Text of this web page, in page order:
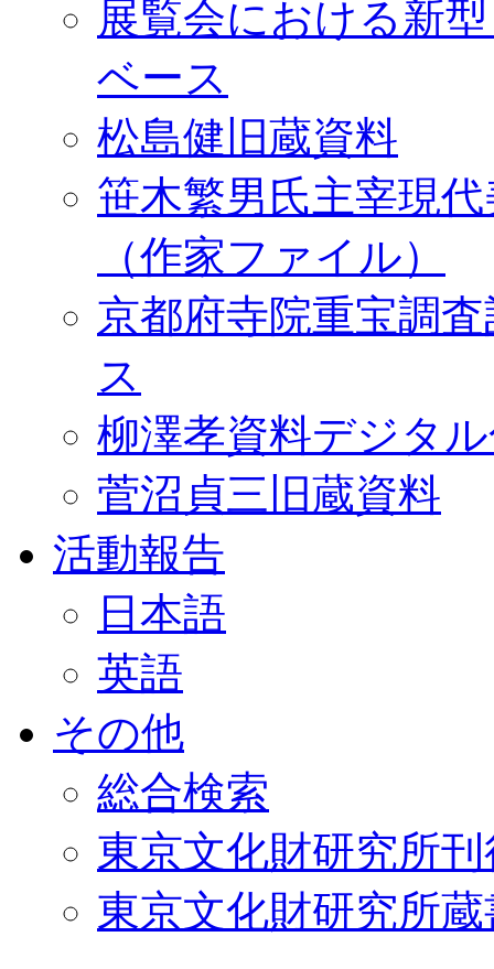
展覧会における新
ベース
松島健旧蔵資料
笹木繁男氏主宰現
（作家ファイル）
京都府寺院重宝調
ス
柳澤孝資料デジタ
菅沼貞三旧蔵資料
活動報告
日本語
英語
その他
総合検索
東京文化財研究所
東京文化財研究所